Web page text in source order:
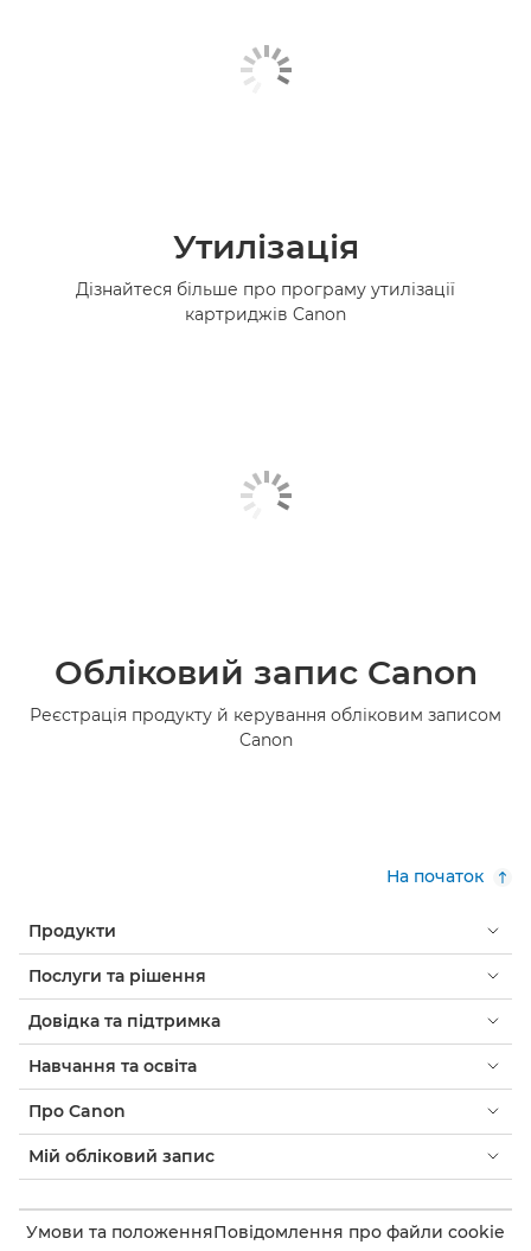
Утилізація
Дізнайтеся більше про програму утилізації
картриджів Canon
Обліковий запис Canon
Реєстрація продукту й керування обліковим записом
Canon
На початок
Продукти
Послуги та рішення
Довідка та підтримка
Навчання та освіта
Про Canon
Мій обліковий запис
Умови та положенняПовідомлення про файли cookie